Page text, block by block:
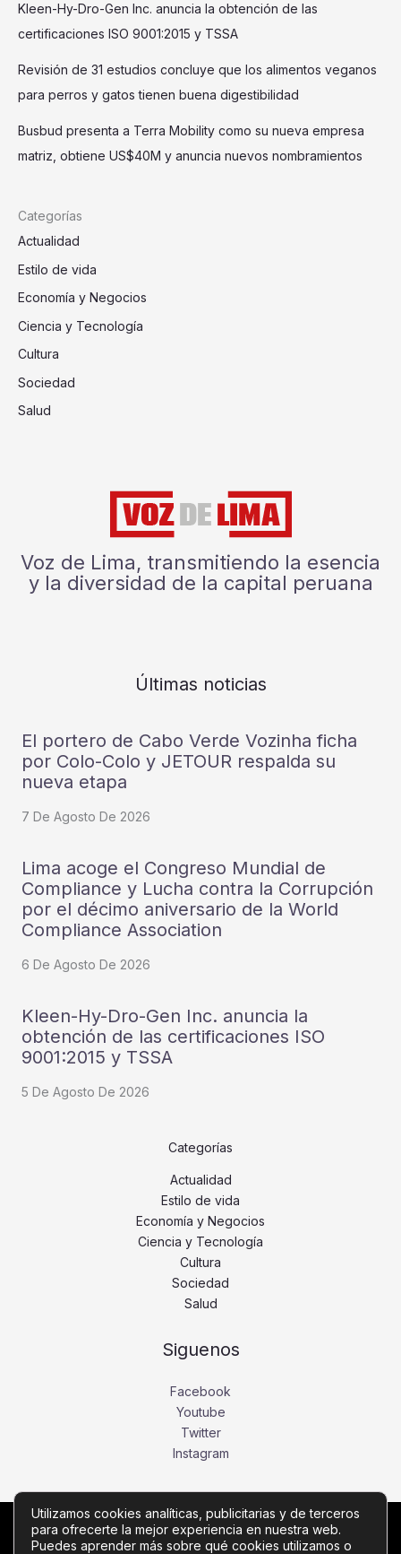
Kleen-Hy-Dro-Gen Inc. anuncia la obtención de las
certificaciones ISO 9001:2015 y TSSA
Revisión de 31 estudios concluye que los alimentos veganos
para perros y gatos tienen buena digestibilidad
Busbud presenta a Terra Mobility como su nueva empresa
matriz, obtiene US$40M y anuncia nuevos nombramientos
Categorías
Actualidad
Estilo de vida
Economía y Negocios
Ciencia y Tecnología
Cultura
Sociedad
Salud
Voz de Lima, transmitiendo la esencia
y la diversidad de la capital peruana
Últimas noticias
El portero de Cabo Verde Vozinha ficha
por Colo-Colo y JETOUR respalda su
nueva etapa
7 De Agosto De 2026
Lima acoge el Congreso Mundial de
Compliance y Lucha contra la Corrupción
por el décimo aniversario de la World
Compliance Association
6 De Agosto De 2026
Kleen-Hy-Dro-Gen Inc. anuncia la
obtención de las certificaciones ISO
9001:2015 y TSSA
5 De Agosto De 2026
Categorías
Actualidad
Estilo de vida
Economía y Negocios
Ciencia y Tecnología
Cultura
Sociedad
Salud
Siguenos
Facebook
Youtube
Twitter
Instagram
Copyright © Todos los derechos reservados -
Utilizamos cookies analíticas, publicitarias y de terceros
para ofrecerte la mejor experiencia en nuestra web.
Puedes aprender más sobre qué cookies utilizamos o